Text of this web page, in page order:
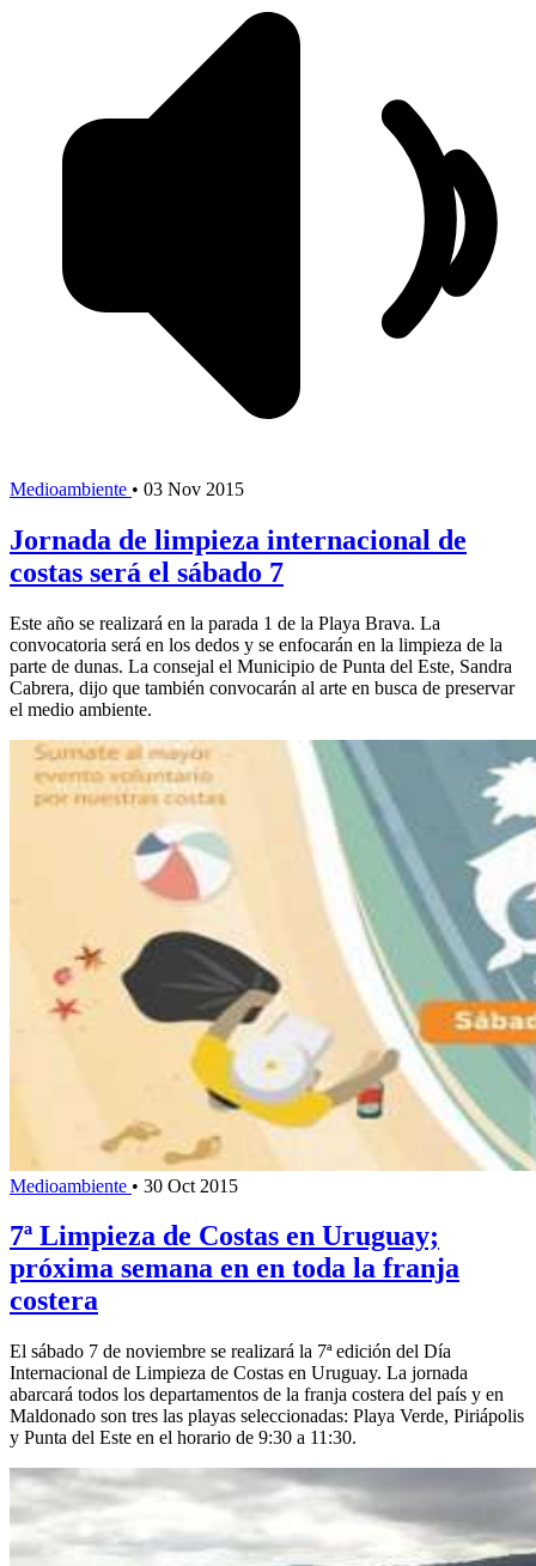
Medioambiente • 03 Nov 2015
Jornada de limpieza internacional de
costas será el sábado 7
Este año se realizará en la parada 1 de la Playa Brava. La
convocatoria será en los dedos y se enfocarán en la limpieza de la
parte de dunas. La consejal el Municipio de Punta del Este, Sandra
Cabrera, dijo que también convocarán al arte en busca de preservar
el medio ambiente.
Medioambiente • 30 Oct 2015
7ª Limpieza de Costas en Uruguay;
próxima semana en en toda la franja
costera
El sábado 7 de noviembre se realizará la 7ª edición del Día
Internacional de Limpieza de Costas en Uruguay. La jornada
abarcará todos los departamentos de la franja costera del país y en
Maldonado son tres las playas seleccionadas: Playa Verde, Piriápolis
y Punta del Este en el horario de 9:30 a 11:30.